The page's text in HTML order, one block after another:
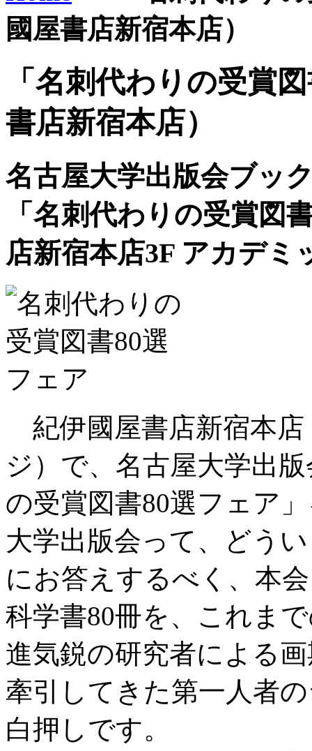
國屋書店新宿本店）
「名刺代わりの受賞
書店新宿本店）
名古屋大学出版会ブッ
「名刺代わりの受賞図
店新宿本店3F アカデミ
紀伊國屋書店新宿本店
ジ）で、名古屋大学出
の受賞図書80選フェア
大学出版会って、どう
にお答えするべく、本
科学書80冊を、これま
進気鋭の研究者による
牽引してきた第一人者
白押しです。